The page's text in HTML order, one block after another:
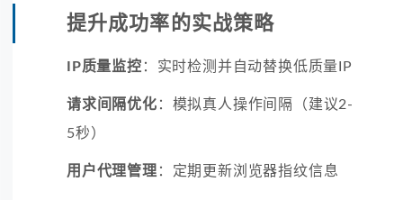
提升成功率的实战策略
IP质量监控 ：实时检测并自动替换低质量IP
请求间隔优化 ：模拟真人操作间隔（建议2-
5秒）
用户代理管理 ：定期更新浏览器指纹信息